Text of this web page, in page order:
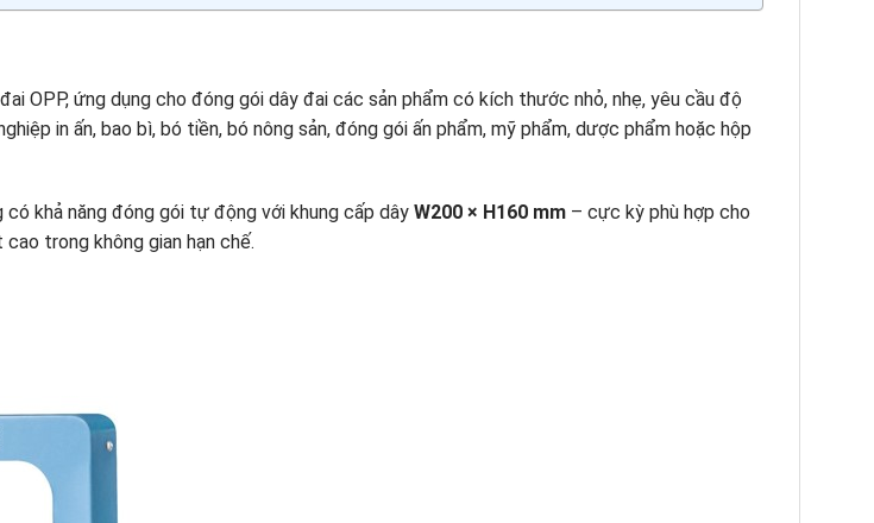
OPP, ứng dụng cho đóng gói dây đai các sản phẩm có kích thước nhỏ, nhẹ, yêu cầu độ
in ấn, bao bì, bó tiền, bó nông sản, đóng gói ấn phẩm, mỹ phẩm, dược phẩm hoặc hộp
khả năng đóng gói tự động với khung cấp dây W200 × H160 mm – cực kỳ phù hợp cho
trong không gian hạn chế.